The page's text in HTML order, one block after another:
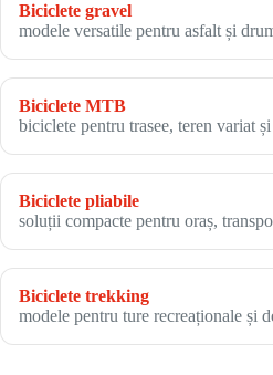
Biciclete gravel
modele versatile pentru asfalt și
Biciclete MTB
biciclete pentru trasee, teren variat
Biciclete pliabile
soluții compacte pentru oraș,
Biciclete trekking
modele pentru ture recreaționale și